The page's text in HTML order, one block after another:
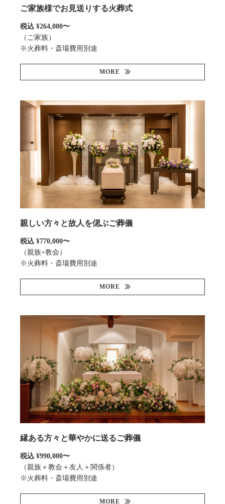
ご家族様でお見送りする火葬式
税込 ¥264,000〜
（ご家族）
※火葬料・斎場費用別途
MORE
親しい方々と故人を偲ぶご葬儀
税込 ¥770,000〜
（親族+教会）
※火葬料・斎場費用別途
MORE
縁ある方々と華やかに送るご葬儀
税込 ¥990,000〜
（親族＋教会＋友人＋関係者）
※火葬料・斎場費用別途
MORE